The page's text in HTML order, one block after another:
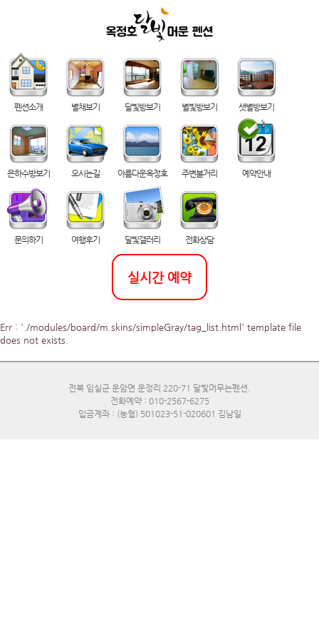
펜션소개 별채보기 달빛방보기 별빛방보기 샛별방보기
은하수방보기 오시는길 아름다운옥정호 주변볼거리 예약안내
문의하기 여행후기 달빛갤러리 전화상담
실시간 예약
Err : './modules/board/m.skins/simpleGray/tag_list.html' template file
does not exists.
전북 임실군 운암면 운정리 220-71 달빛머무는펜션.
전화예약 : 010-2567-6275
입금계좌 : (농협) 501023-51-020601 김남일